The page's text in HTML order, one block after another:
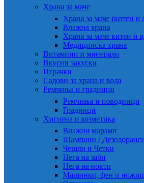
Храна за маче
Храна за маче (китен и
Влажна храна
Храна за маче китен и
Медицинска храна
Витамини и минерали
Вкусни закуски
Играчки
Садови за храна и вода
Ремчиња и градници
Ремчиња и поводници
Градници
Хигиена и козметика
Влажни марами
Шампони /
Чешли и Четки
Нега на заби
Нега на нокти
Машинки, фен и